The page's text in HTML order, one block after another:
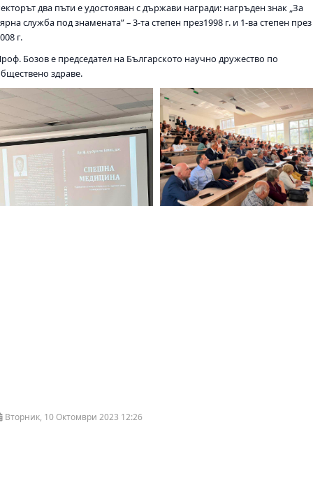
два пъти е удостояван с държави награди: нагръден знак „За
служба под знамената” – 3-та степен през1998 г. и 1-ва степен през
г.
Бозов е председател на Българското научно дружество по
здраве.
Вторник, 10 Октомври 2023 12:26